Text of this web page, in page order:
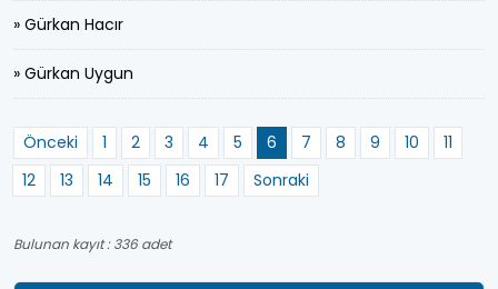
» Gürkan Hacır
» Gürkan Uygun
Önceki 1 2 3 4 5 6 7 8 9 10
11
12
13 14 15 16 17 Sonraki
Bulunan kayıt : 336 adet